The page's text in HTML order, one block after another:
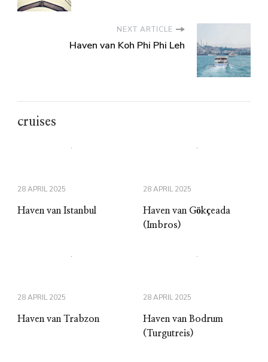
NEXT ARTICLE
Haven van Koh Phi Phi Leh
cruises
28 APRIL 2025
Haven van Istanbul
28 APRIL 2025
Haven van Gökçeada
(Imbros)
28 APRIL 2025
Haven van Trabzon
28 APRIL 2025
Haven van Bodrum
(Turgutreis)